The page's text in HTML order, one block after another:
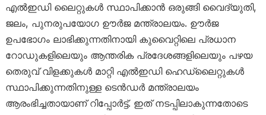
എൽഇഡി ലൈറ്റുകൾ സ്ഥാപിക്കാൻ ഒരുങ്ങി വൈദ്യുതി,
ജലം, പുനരുപയോഗ ഊർജ മന്ത്രാലയം. ഊർജ
ഉപഭോഗം ലാഭിക്കുന്നതിനായി കുവൈറ്റിലെ പ്രധാന
റോഡുകളിലെയും ആന്തരിക പ്രദേശങ്ങളിലെയും പഴയ
തെരുവ് വിളക്കുകൾ മാറ്റി എൽഇഡി ഹെഡ്ലൈറ്റുകൾ
സ്ഥാപിക്കുന്നതിനുള്ള ടെൻഡർ മന്ത്രാലയം
ആരംഭിച്ചതായാണ് റിപ്പോർട്ട്. ഇത് നടപ്പിലാകുന്നതോടെ